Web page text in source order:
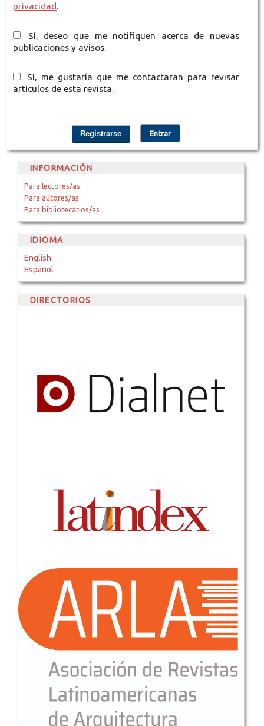
privacidad.
publicaciones y avisos.
artículos de esta revista.
Registrarse Entrar
INFORMACIÓN
Para lectores/as
Para autores/as
Para bibliotecarios/as
IDIOMA
English
Español
DIRECTORIOS